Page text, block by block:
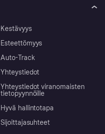
Kestävyys
Esteettömyys
Auto-Track
Yhteystiedot
Yhteystiedot viranomaisten
tietopyynnöille
Hyvä hallintotapa
Sijoittajasuhteet